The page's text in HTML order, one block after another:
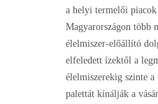
a helyi termelői
Magyarországon több
élelmiszer-előállító
elfeledett ízektől a
élelmiszerekig szinte
palettát kínálják a